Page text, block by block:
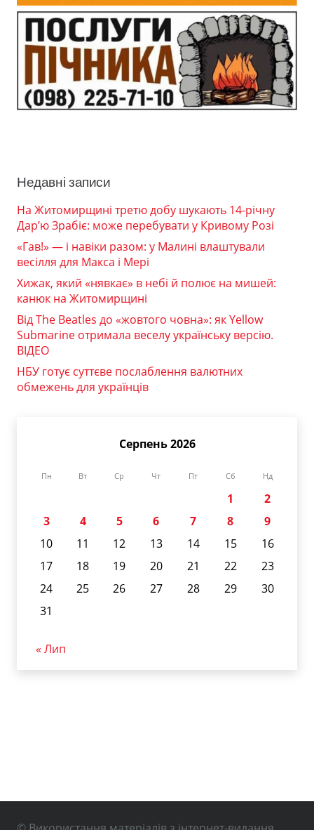
Недавні записи
На Житомирщині третю добу шукають 14-річну
Дар’ю Зрабіє: може перебувати у Кривому Розі
«Гав!» — і навіки разом: у Малині влаштували
весілля для Макса і Мері
Хижак, який «нявкає» в небі й полює на мишей:
канюк на Житомирщині
Від The Beatles до «жовтого човна»: як Yellow
Submarine отримала веселу українську версію.
ВІДЕО
НБУ готує суттєве послаблення валютних
обмежень для українців
Серпень 2026
Пн Вт Ср Чт Пт Сб Нд
1
2
3
4 5 6 7 8
9
10
11 12 13 14 15
16
17
18 19 20 21 22
23
24
25 26 27 28 29
30
31
« Лип